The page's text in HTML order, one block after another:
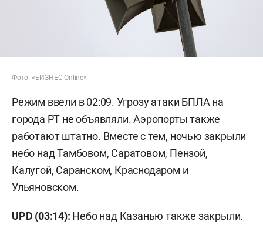
Фото: «БИЗНЕС Online»
Режим ввели в 02:09. Угрозу атаки БПЛА на
города РТ не объявляли. Аэропорты также
работают штатно. Вместе с тем, ночью закрыли
небо над Тамбовом, Саратовом, Пензой,
Калугой, Саранском, Краснодаром и
Ульяновском.
UPD (03:14): Небо над Казанью также закрыли.